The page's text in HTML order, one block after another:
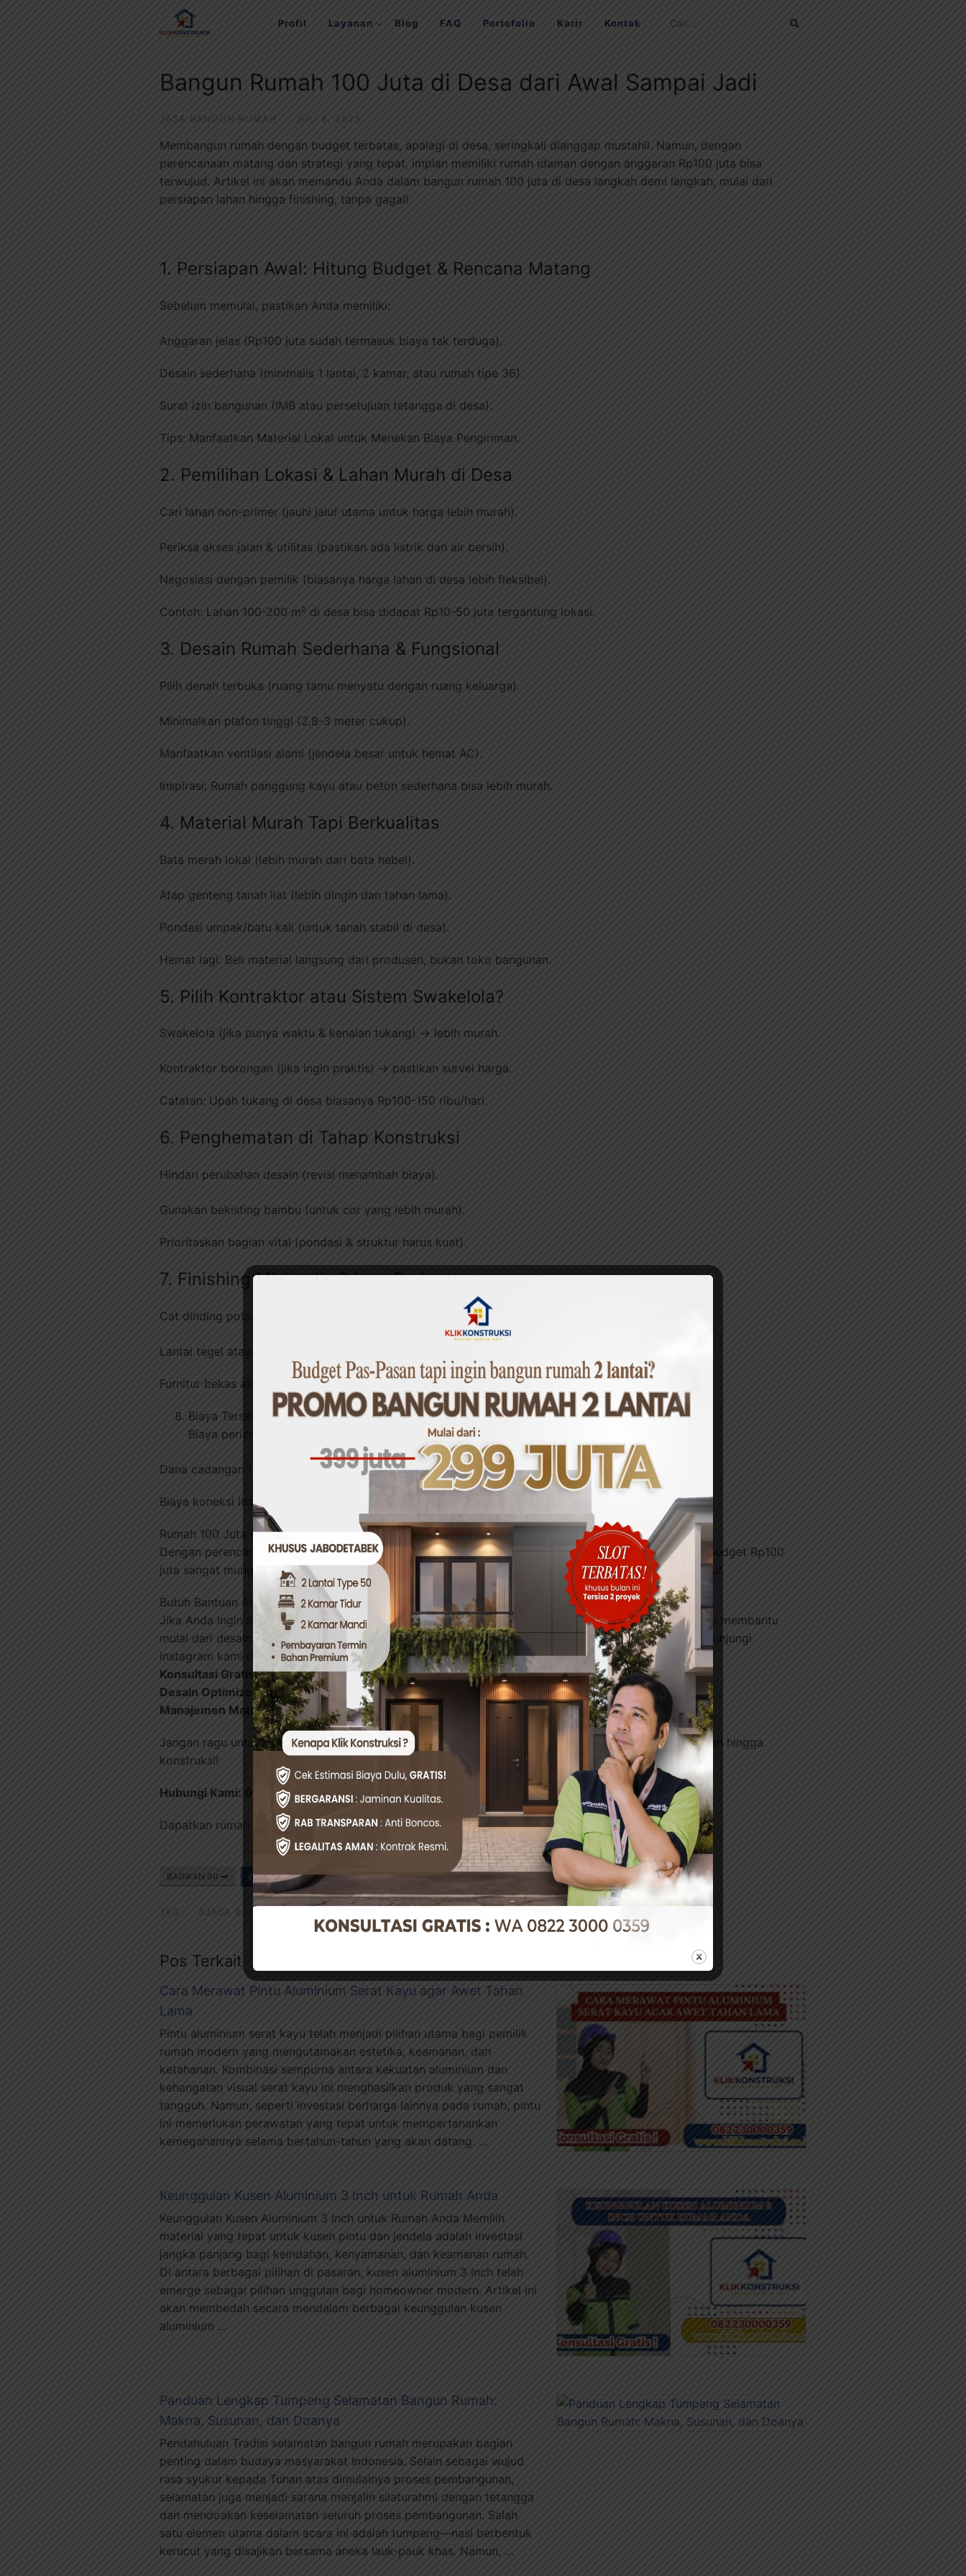
Profil Layanan Blog FAQ Portofolio Karir Kontak
Bangun Rumah 100 Juta di Desa dari Awal Sampai Jadi
JASA BANGUN RUMAH · JULI 8, 2025
Membangun rumah dengan budget terbatas, apalagi di desa, seringkali dianggap mustahil. Namun, dengan
perencanaan matang dan strategi yang tepat, impian memiliki rumah idaman dengan anggaran Rp100 juta bisa
terwujud. Artikel ini akan memandu Anda dalam bangun rumah 100 juta di desa langkah demi langkah, mulai dari
persiapan lahan hingga finishing, tanpa gagal!
1. Persiapan Awal: Hitung Budget & Rencana Matang
Sebelum memulai, pastikan Anda memiliki:
Anggaran jelas (Rp100 juta sudah termasuk biaya tak terduga).
Desain sederhana (minimalis 1 lantai, 2 kamar, atau rumah tipe 36).
Surat izin bangunan (IMB atau persetujuan tetangga di desa).
Tips: Manfaatkan Material Lokal untuk Menekan Biaya Pengiriman.
2. Pemilihan Lokasi & Lahan Murah di Desa
Cari lahan non-primer (jauhi jalur utama untuk harga lebih murah).
Periksa akses jalan & utilitas (pastikan ada listrik dan air bersih).
Negosiasi dengan pemilik (biasanya harga lahan di desa lebih fleksibel).
Contoh: Lahan 100-200 m² di desa bisa didapat Rp10-50 juta tergantung lokasi.
3. Desain Rumah Sederhana & Fungsional
Pilih denah terbuka (ruang tamu menyatu dengan ruang keluarga).
Minimalkan plafon tinggi (2,8-3 meter cukup).
Manfaatkan ventilasi alami (jendela besar untuk hemat AC).
Inspirasi: Rumah panggung kayu atau beton sederhana bisa lebih murah.
4. Material Murah Tapi Berkualitas
Bata merah lokal (lebih murah dari bata hebel).
Atap genteng tanah liat (lebih dingin dan tahan lama).
Pondasi umpak/batu kali (untuk tanah stabil di desa).
Hemat lagi: Beli material langsung dari produsen, bukan toko bangunan.
5. Pilih Kontraktor atau Sistem Swakelola?
Swakelola (jika punya waktu & kenalan tukang) → lebih murah.
Kontraktor borongan (jika ingin praktis) → pastikan survei harga.
Catatan: Upah tukang di desa biasanya Rp100-150 ribu/hari.
6. Penghematan di Tahap Konstruksi
Hindari perubahan desain (revisi menambah biaya).
Gunakan bekisting bambu (untuk cor yang lebih murah).
Prioritaskan bagian vital (pondasi & struktur harus kuat).
7. Finishing Minimalis & Low Budget
Cat dinding polos (warna terang memperluas kesan ruang).
Lantai tegel atau semen poles (lebih murah dari keramik).
Furnitur bekas atau rakitan sendiri (kayu lokal bisa jadi pilihan).
Biaya Tersembunyi yang Sering Terlupakan
Biaya perizinan (IMB, retribusi).
Dana cadangan (10-15% dari total budget).
Biaya koneksi listrik & air (jika belum tersedia).
Rumah 100 Juta Bisa Jadi Nyata!
Dengan perencanaan cermat, material tepat, dan eksekusi disiplin, rumah sederhana di desa dengan budget Rp100
juta sangat mungkin terwujud. Kuncinya adalah hindari pemborosan dan manfaatkan sumber daya lokal.
Butuh Bantuan Ahli? Konsultasi Gratis dengan Klik Konstruksi!
Jika Anda ingin memastikan proyek berjalan lancar tanpa melebihi budget, tim ahli Klik Konstruksi siap membantu
mulai dari desain, perhitungan RAB, hingga rekomendasi kontraktor terpercaya,KlikKonstruksi
atau kunjungi
instagram kami
disini, siap membantu dengan:
Konsultasi Gratis– Diskusikan kebutuhan dan budget Anda langsung dengan tim ahli.
Desain Optimized– Solusi arsitektur yang mengutamakan fungsi dan juga efisiensi.
Manajemen Material– Rekomendasi pemilihan bahan berkualitas dengan harga terbaik.
Jangan ragu untuk konsultasi via WhatsApp sekarang! Tim kami akan memandu Anda dari perencanaan hingga
konstruksi!
Hubungi Kami: 082230000359
Dapatkan rumah impian Anda tanpa gagal dengan panduan profesional dari Klik Konstruksi!
BAGIKAN INI Facebook Twitter
TAG: #JASA BANGUN RUMAH DARI NOL
Pos Terkait
Cara Merawat Pintu Aluminium Serat Kayu agar Awet Tahan
Lama
Pintu aluminium serat kayu telah menjadi pilihan utama bagi pemilik
rumah modern yang mengutamakan estetika, keamanan, dan
ketahanan. Kombinasi sempurna antara kekuatan aluminium dan
kehangatan visual serat kayu ini menghasilkan produk yang sangat
tangguh. Namun, seperti investasi berharga lainnya pada rumah, pintu
ini memerlukan perawatan yang tepat untuk mempertahankan
kemegahannya selama bertahun-tahun yang akan datang. …
Keunggulan Kusen Aluminium 3 Inch untuk Rumah Anda
Keunggulan Kusen Aluminium 3 Inch untuk Rumah Anda Memilih
material yang tepat untuk kusen pintu dan jendela adalah investasi
jangka panjang bagi keindahan, kenyamanan, dan keamanan rumah.
Di antara berbagai pilihan di pasaran, kusen aluminium 3 inch telah
emerge sebagai pilihan unggulan bagi homeowner modern. Artikel ini
akan membedah secara mendalam berbagai keunggulan kusen
aluminium …
Panduan Lengkap Tumpeng Selamatan Bangun Rumah:
Makna, Susunan, dan Doanya
Pendahuluan Tradisi selamatan bangun rumah merupakan bagian
penting dalam budaya masyarakat Indonesia. Selain sebagai wujud
rasa syukur kepada Tuhan atas dimulainya proses pembangunan,
selamatan juga menjadi sarana menjalin silaturahmi dengan tetangga
dan mendoakan keselamatan seluruh proses pembangunan. Salah
satu elemen utama dalam acara ini adalah tumpeng—nasi berbentuk
kerucut yang disajikan bersama aneka lauk-pauk khas. Namun, …